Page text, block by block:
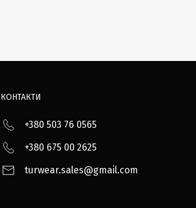
КОНТАКТИ
+380 503 76 0565
+380 675 00 2625
turwear.sales@gmail.com